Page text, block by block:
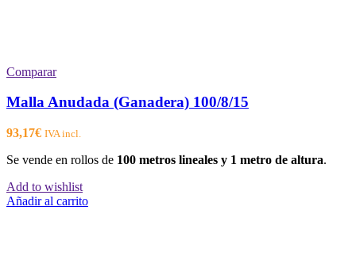
Comparar
Malla Anudada (Ganadera) 100/8/15
93,17€ IVA incl.
Se vende en rollos de 100 metros lineales y 1 metro de altura.
Add to wishlist
Añadir al carrito